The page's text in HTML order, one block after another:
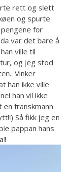
rett og slett
og spurte
pengene for
var det bare å
ville til
og jeg stod
Vinker
han ikke ville
han vil ikke
franskmann
Så fikk jeg en
pappan hans